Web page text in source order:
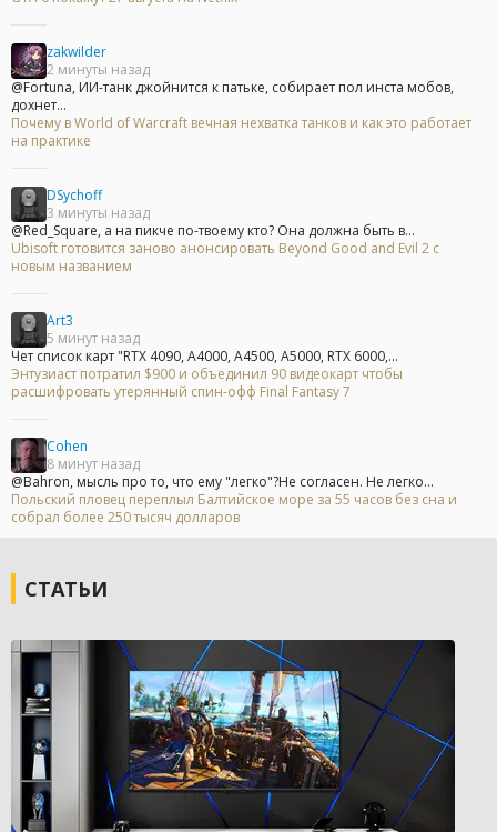
zakwilder
2 минуты назад
@Fortuna, ИИ-танк джойнится к патьке, собирает пол инста мобов,
дохнет...
Почему в World of Warcraft вечная нехватка танков и как это работает
на практике
DSychoff
3 минуты назад
@Red_Square, а на пикче по-твоему кто? Она должна быть в...
Ubisoft готовится заново анонсировать Beyond Good and Evil 2 с
новым названием
Art3
5 минут назад
Чет список карт "RTX 4090, A4000, A4500, A5000, RTX 6000,...
Энтузиаст потратил $900 и объединил 90 видеокарт чтобы
расшифровать утерянный спин-офф Final Fantasy 7
Cohen
8 минут назад
@Bahron, мысль про то, что ему "легко"?Не согласен. Не легко...
Польский пловец переплыл Балтийское море за 55 часов без сна и
собрал более 250 тысяч долларов
СТАТЬИ